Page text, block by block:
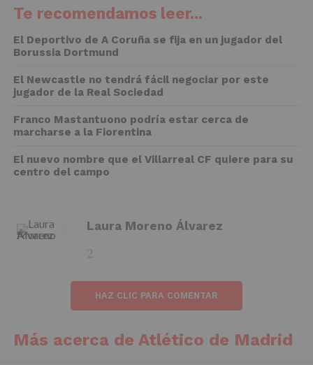
Te recomendamos leer...
El Deportivo de A Coruña se fija en un jugador del
Borussia Dortmund
El Newcastle no tendrá fácil negociar por este
jugador de la Real Sociedad
Franco Mastantuono podría estar cerca de
marcharse a la Fiorentina
El nuevo nombre que el Villarreal CF quiere para su
centro del campo
Laura Moreno Álvarez
HAZ CLIC PARA COMENTAR
Más acerca de Atlético de Madrid